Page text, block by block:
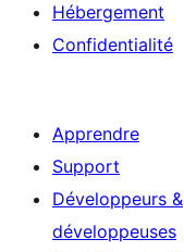
Hébergement
Confidentialité
Apprendre
Support
Développeurs &
développeuses